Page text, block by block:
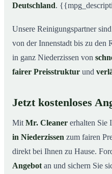
Deutschland.
Unsere Reinigungspartner
von der Innenstadt bis zu den
in ganz Niederzissen von
fairer Preisstruktur und
Jetzt kostenloses
Mit Mr. Cleaner erhalten Sie
in Niederzissen zum fairen
direkt bei Ihnen zu Hause.
Angebot an und sichern Sie